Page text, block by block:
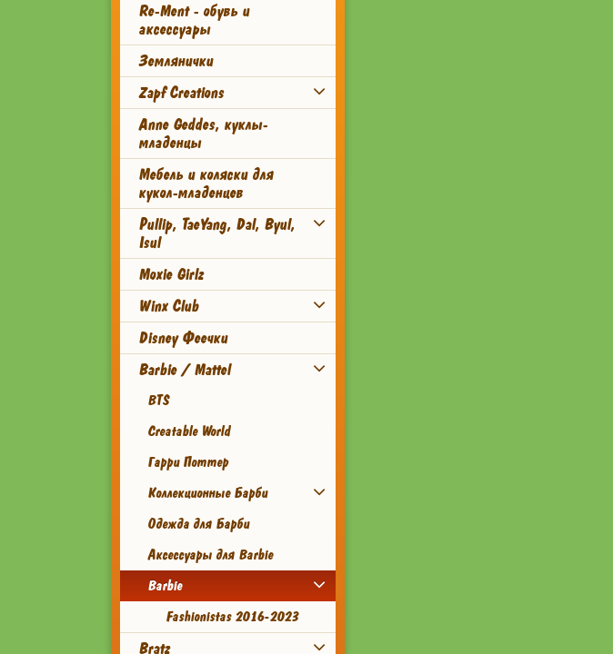
Re-Ment - обувь и
аксессуары
Землянички
Zapf Creations
Anne Geddes, куклы-
младенцы
Мебель и коляски для
кукол-младенцев
Pullip, TaeYang, Dal, Byul,
Isul
Moxie Girlz
Winx Club
Disney Феечки
Barbie / Mattel
BTS
Creatable World
Гарри Поттер
Коллекционные Барби
Одежда для Барби
Аксессуары для Barbie
Barbie
Fashionistas 2016-2023
Bratz